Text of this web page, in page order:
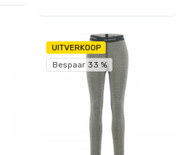
UITVERKOOP
Bespaar 33 %